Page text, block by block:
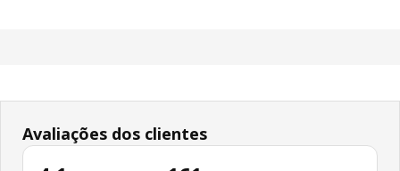
Avaliações dos clientes